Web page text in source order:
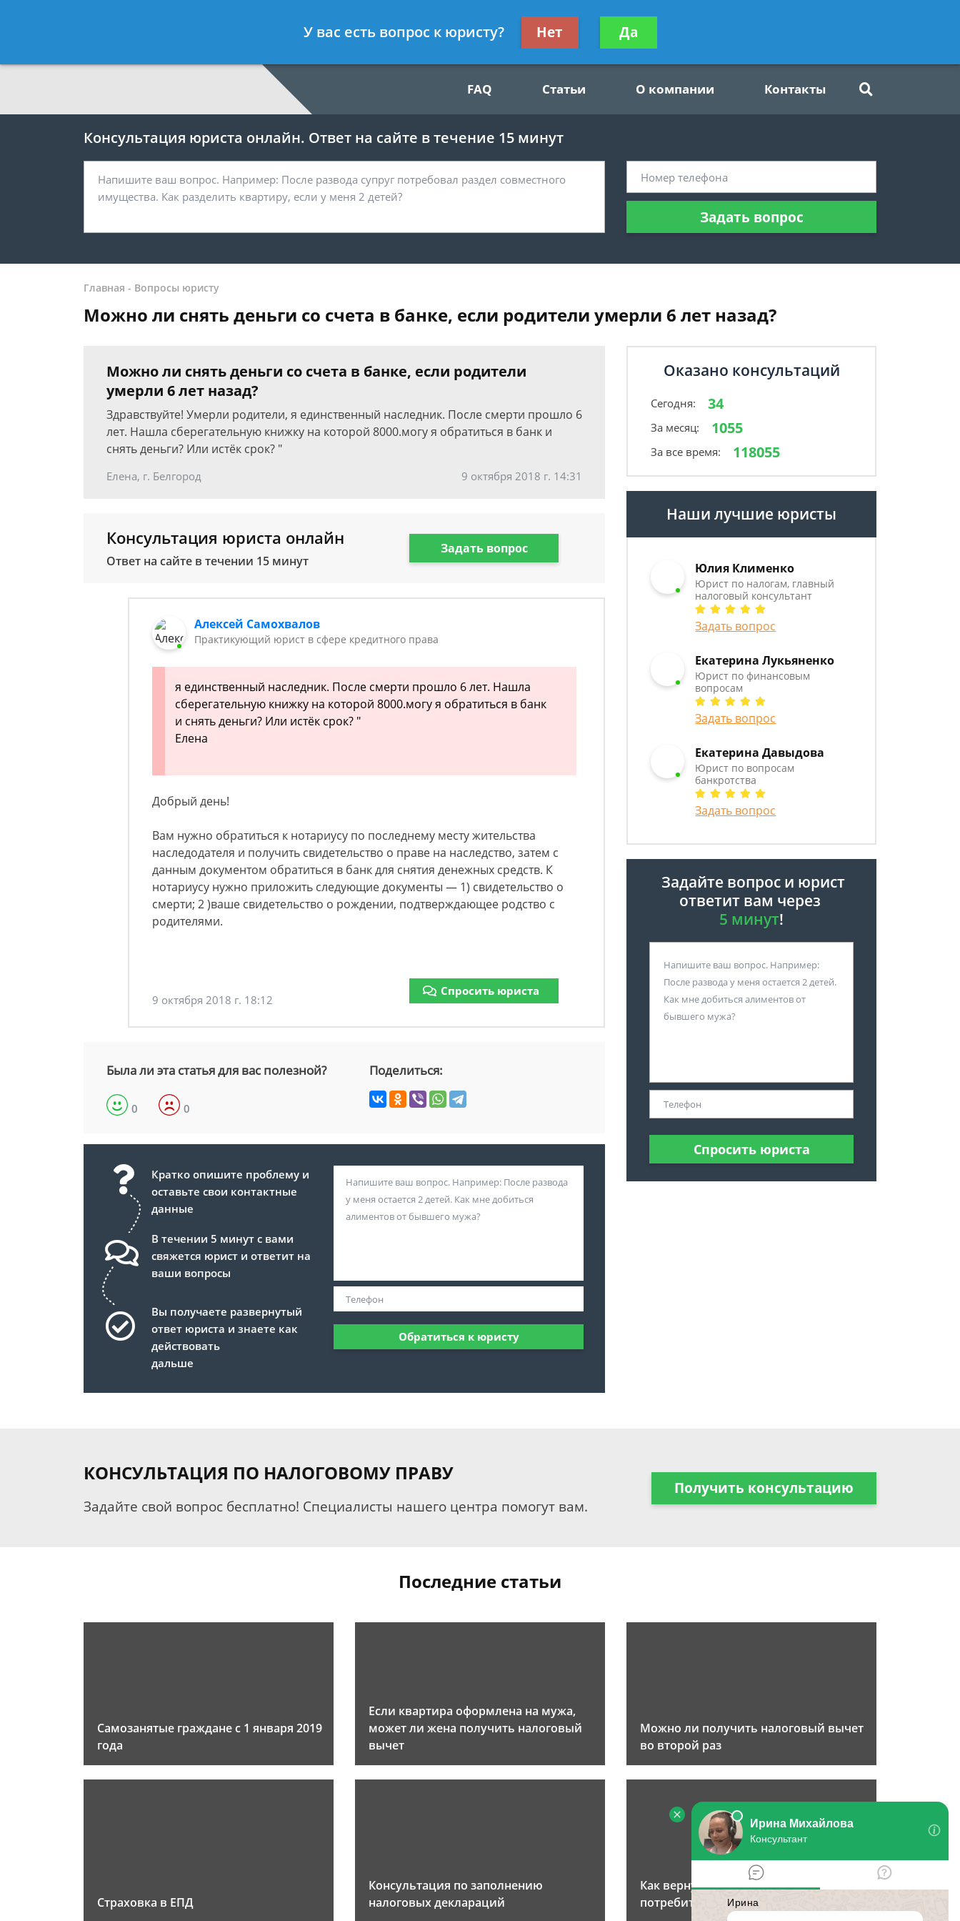
7 812 467-38-49
Получите консультацию
бесплатно
FAQ Статьи О компании Контакты
Консультация юриста онлайн. Ответ на сайте в течение 15 минут
Задать вопрос
Главная - Вопросы юристу
Можно ли снять деньги со счета в банке, если родители умерли 6 лет назад?
Можно ли снять деньги со счета в банке, если родители
умерли 6 лет назад?
Здравствуйте! Умерли родители, я единственный наследник. После смерти прошло 6
лет. Нашла сберегательную книжку на которой 8000.могу я обратиться в банк и
снять деньги? Или истёк срок? "
Елена, г. Белгород 9 октября 2018 г. 14:31
Консультация юриста онлайн
Ответ на сайте в течении 15 минут
Задать вопрос
Алексей Самохвалов
Практикующий юрист в сфере кредитного права
я единственный наследник. После смерти прошло 6 лет. Нашла
сберегательную книжку на которой 8000.могу я обратиться в банк
и снять деньги? Или истёк срок? "
Елена
Добрый день!
Вам нужно обратиться к нотариусу по последнему месту жительства
наследодателя и получить свидетельство о праве на наследство, затем с
данным документом обратиться в банк для снятия денежных средств. К
нотариусу нужно приложить следующие документы — 1) свидетельство о
смерти; 2 )ваше свидетельство о рождении, подтверждающее родство с
родителями.
9 октября 2018 г. 18:12
Спросить юриста
Была ли эта статья для вас полезной?
0 0
Поделиться:
Кратко опишите проблему и
оставьте свои контактные
данные
В течении 5 минут с вами
свяжется юрист и ответит на
ваши вопросы
Вы получаете развернутый
ответ юриста и знаете как
действовать
дальше
Обратиться к юристу
Оказано консультаций
Сегодня: 34
За месяц: 1055
За все время: 118055
Наши лучшие юристы
Юлия Клименко
Юрист по налогам, главный
налоговый консультант
Задать вопрос
Екатерина Лукьяненко
Юрист по финансовым
вопросам
Задать вопрос
Екатерина Давыдова
Юрист по вопросам
банкротства
Задать вопрос
Задайте вопрос и юрист
ответит вам через
5 минут!
Спросить юриста
КОНСУЛЬТАЦИЯ ПО НАЛОГОВОМУ ПРАВУ
Задайте свой вопрос бесплатно! Специалисты нашего центра помогут вам.
Получить консультацию
Последние статьи
Самозанятые граждане с 1 января 2019
года
Если квартира оформлена на мужа,
может ли жена получить налоговый
вычет
Можно ли получить налоговый вычет
во второй раз
Страховка в ЕПД
Консультация по заполнению
налоговых деклараций
Как вернуть 13 процентов за
потребительский кредит
У вас есть вопрос к юристу? Нет Да